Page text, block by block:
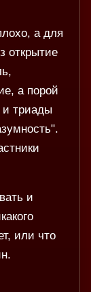
а для
открытие
а порой
и триады
и
или что